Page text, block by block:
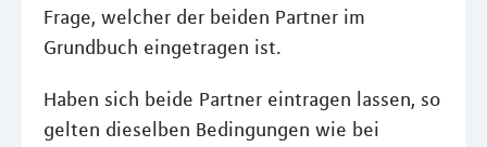
Frage, welcher der beiden Partner im
Grundbuch eingetragen ist.
Haben sich beide Partner eintragen lassen, so
gelten dieselben Bedingungen wie bei